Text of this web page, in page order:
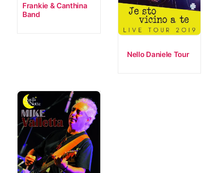
Frankie & Canthina
Band
Nello Daniele Tour